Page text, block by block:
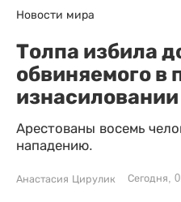
Новости мира
Толпа избила
обвиняемого в
Арестованы восемь
нападению.
Анастасия Цирулик Сегодня,